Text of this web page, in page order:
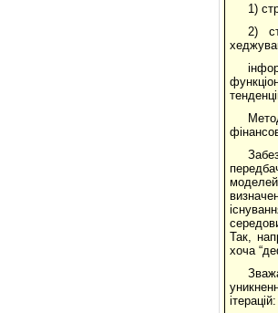
1)
2)
моделей
Так,
хоча
ітерацій: